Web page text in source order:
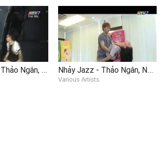
Nhảy Hiphop - Thảo Ngân, Ngọc Tân (Thử Thách Cùng Bước Nhảy 2014 - Vòng Chung Kết - Tập 1) Nhảy Jazz - Thảo Ngân, Ngọc Tân (Thử Thách Cùng Bước Nhảy 2014 - Vòng Chung Kết - Tập 2)
Various Artists